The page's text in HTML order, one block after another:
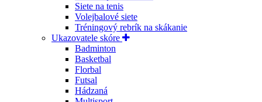
Siete na tenis
Volejbalové siete
Tréningový rebrík na skákanie
Ukazovatele skóre
Badminton
Basketbal
Florbal
Futsal
Hádzaná